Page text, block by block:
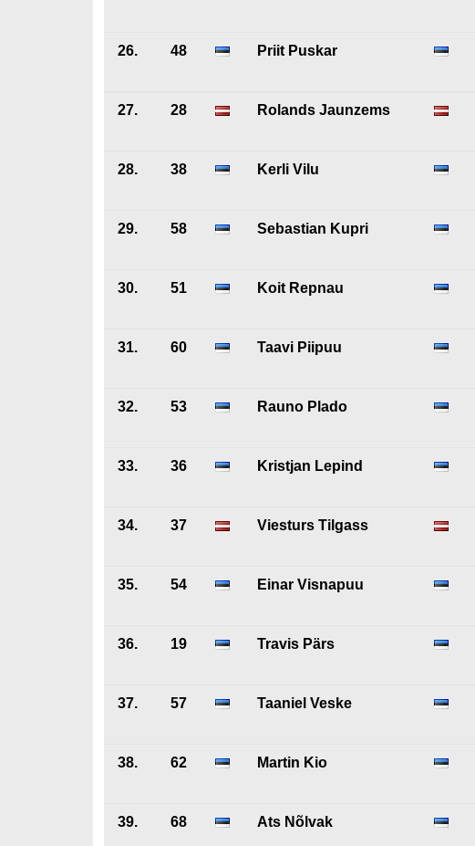
26. 48 Priit Puskar
27. 28 Rolands Jaunzems
28. 38 Kerli Vilu
29. 58 Sebastian Kupri
30. 51 Koit Repnau
31. 60 Taavi Piipuu
32. 53 Rauno Plado
33. 36 Kristjan Lepind
34. 37 Viesturs Tilgass
35. 54 Einar Visnapuu
36. 19 Travis Pärs
37. 57 Taaniel Veske
38. 62 Martin Kio
39. 68 Ats Nõlvak